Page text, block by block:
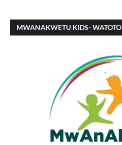
MWANAKWETU KIDS- WATOTO